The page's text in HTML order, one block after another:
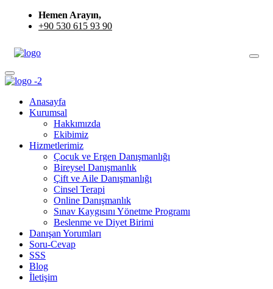
Hemen Arayın,
+90 530 615 93 90
Anasayfa
Kurumsal
Hakkımızda
Ekibimiz
Hizmetlerimiz
Çocuk ve Ergen Danışmanlığı
Bireysel Danışmanlık
Çift ve Aile Danışmanlığı
Cinsel Terapi
Online Danışmanlık
Sınav Kaygısını Yönetme Programı
Beslenme ve Diyet Birimi
Danışan Yorumları
Soru-Cevap
SSS
Blog
İletişim